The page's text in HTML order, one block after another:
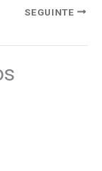
SEGUINTE